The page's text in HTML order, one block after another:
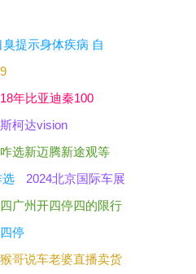
臭提示身体疾病 自
18年比亚迪秦100
斯柯达vision
咋选新迈腾新途观等
选
2024北京国际车展
四广州开四停四的限行
四停
猴哥说车老婆直播卖货